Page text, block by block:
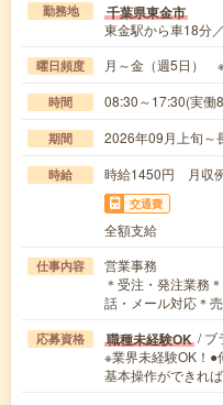
勤務地 千葉県東金市
東金駅から車18分
曜日頻度 月～金（週5日）
時間 08:30～17:30(実
期間 2026年09月上旬～
時給 時給1450円 月収
交通費
全額支給
仕事内容
営業事務
＊受注・発注業務
話・メール対応＊
応募資格 職種未経験OK / ブ
※業界未経験OK！●
基本操作ができれば